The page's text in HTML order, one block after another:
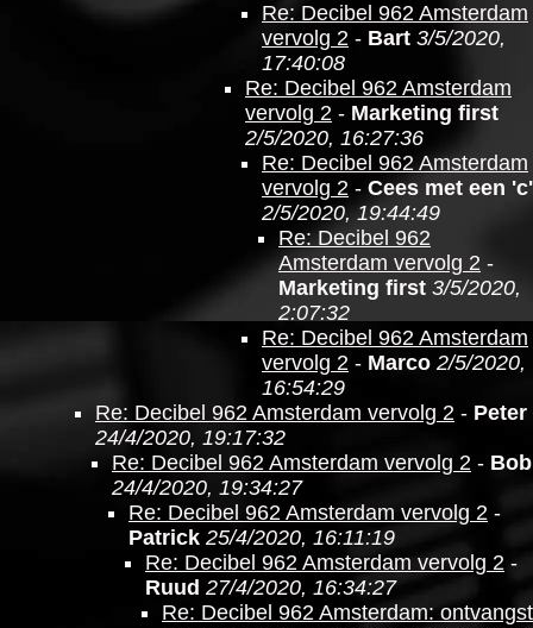
Re: Decibel 962 Amsterdam
vervolg 2 - Bart 3/5/2020,
17:40:08
Re: Decibel 962 Amsterdam
vervolg 2 - Marketing first
2/5/2020, 16:27:36
Re: Decibel 962 Amsterdam
vervolg 2 - Cees met een 'c'
2/5/2020, 19:44:49
Re: Decibel 962
Amsterdam vervolg 2 -
Marketing first 3/5/2020,
2:07:32
Re: Decibel 962 Amsterdam
vervolg 2 - Marco 2/5/2020,
16:54:29
Re: Decibel 962 Amsterdam vervolg 2 - Peter
24/4/2020, 19:17:32
Re: Decibel 962 Amsterdam vervolg 2 - Bob
24/4/2020, 19:34:27
Re: Decibel 962 Amsterdam vervolg 2 -
Patrick 25/4/2020, 16:11:19
Re: Decibel 962 Amsterdam vervolg 2 -
Ruud 27/4/2020, 16:34:27
Re: Decibel 962 Amsterdam: ontvangst